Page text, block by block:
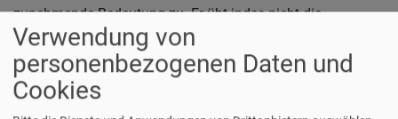
zunehmende Bedeutung zu. Er übt indes nicht die
Finanzhoheit der Kirchengemeinde aus.
3. Was kommt an administrativen Tätigkeiten beim Vollzug
des Haushaltsplanes noch dazu?
Verwendung von
personenbezogenen Daten und
Cookies